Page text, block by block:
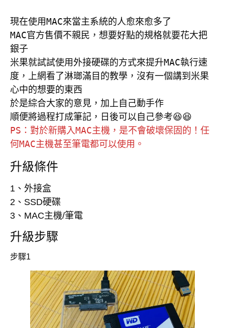
現在使用MAC來當主系統的人愈來愈多了
MAC官方售價不親民，想要好點的規格就要花大把
銀子
米果就試試使用外接硬碟的方式來提升MAC執行速
度，上網看了淋瑯滿目的教學，沒有一個講到米果
心中的想要的東西
於是綜合大家的意見，加上自己動手作
PS：對於新購入MAC主機，是不會破壞保固的！任
何MAC主機甚至筆電都可以使用。
升級條件
1、外接盒
2、SSD硬碟
3、MAC主機/筆電
升級步驟
步驟1